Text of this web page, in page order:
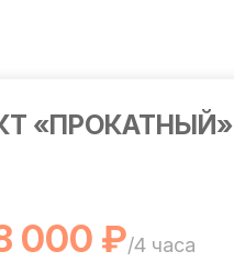
«ПРОКАТНЫЙ»
000 ₽/4 часа